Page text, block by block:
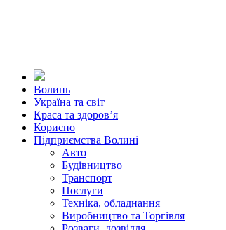
Волинь
Україна та світ
Краса та здоров’я
Корисно
Підприємства Волині
Авто
Будівництво
Транспорт
Послуги
Техніка, обладнання
Виробництво та Торгівля